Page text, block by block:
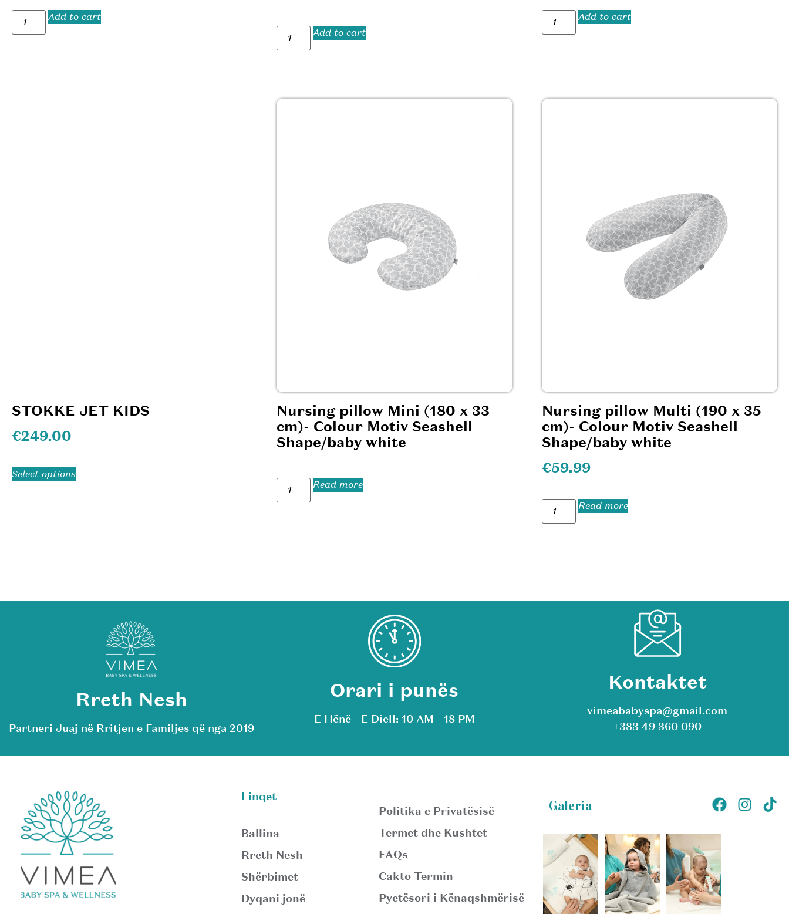
Add to cart
Add to cart
Add to cart
STOKKE JET KIDS
€249.00
Select options
Nursing pillow Mini (180 x 33
cm)- Colour Motiv Seashell
Shape/baby white
Read more
Nursing pillow Multi (190 x 35
cm)- Colour Motiv Seashell
Shape/baby white
€59.99
Read more
Rreth Nesh
Partneri Juaj në Rritjen e Familjes që nga 2019
Orari i punës
E Hënë - E Diell: 10 AM - 18 PM
Kontaktet
vimeababyspa@gmail.com
+383 49 360 090
Linqet
Ballina
Rreth Nesh
Shërbimet
Dyqani jonë
Politika e Privatësisë
Termet dhe Kushtet
FAQs
Cakto Termin
Pyetësori i Kënaqshmërisë
Galeria